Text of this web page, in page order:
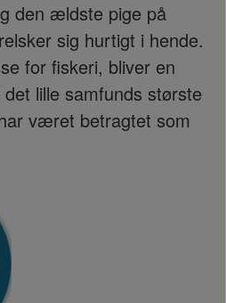
den ældste pige på
sig hurtigt i hende.
for fiskeri, bliver en
lille samfunds største
været betragtet som